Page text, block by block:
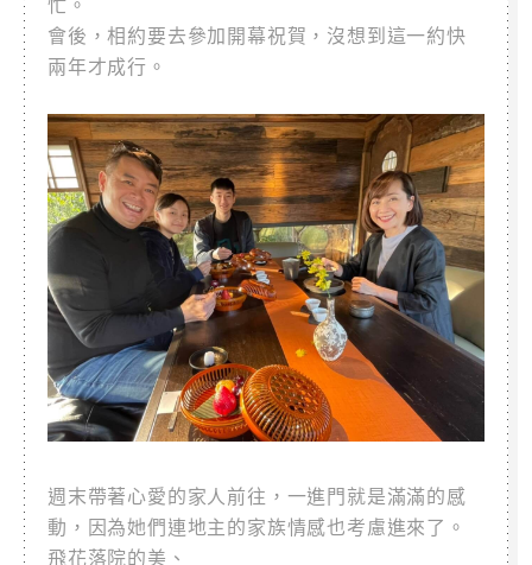
忙。
會後，相約要去參加開幕祝賀，沒想到這一約快
兩年才成行。
週末帶著心愛的家人前往，一進門就是滿滿的感
動，因為她們連地主的家族情感也考慮進來了。
飛花落院的美、